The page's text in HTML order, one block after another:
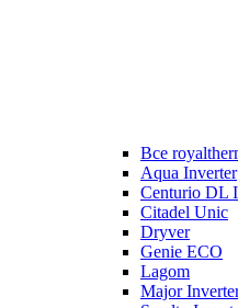
Все
Aqua Inverter
Centurio DL
Citadel Unic
Dryver
Genie ECO
Lagom
Major